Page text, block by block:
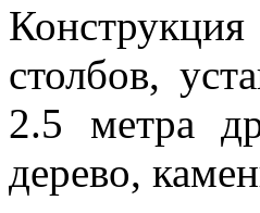
столбов,
2.5 метра
дерево,